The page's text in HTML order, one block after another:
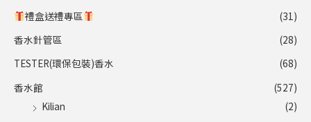
禮盒送禮專區
(31)
香水針管區
(28)
TESTER(環保包裝)香水
(68)
香水館
(527)
Kilian
(2)